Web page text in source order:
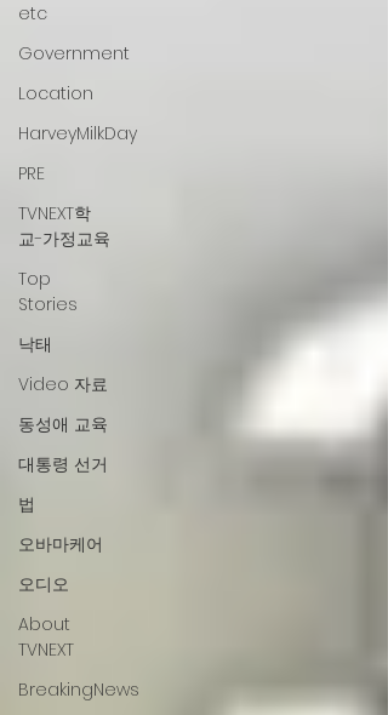
etc
Government
Location
HarveyMilkDay
PRE
TVNEXT학
교-가정교육
Top
Stories
낙태
Video 자료
동성애 교육
대통령 선거
법
오바마케어
오디오
About
TVNEXT
BreakingNews